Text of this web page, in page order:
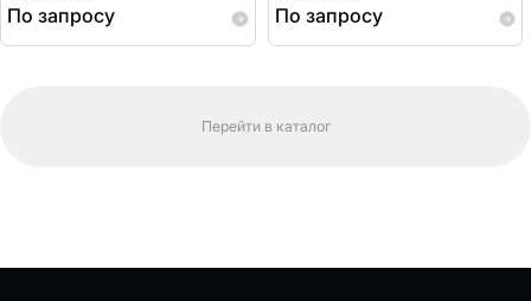
По запросу По запросу
Перейти в каталог